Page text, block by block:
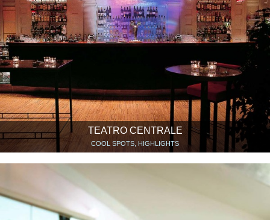
TEATRO CENTRALE
COOL SPOTS, HIGHLIGHTS